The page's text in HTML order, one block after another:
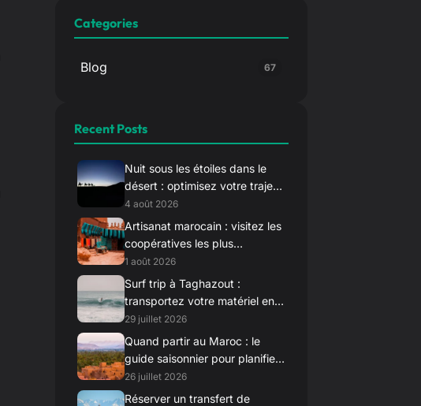
Categories
Blog 67
Recent Posts
Nuit sous les étoiles dans le
désert : optimisez votre trajet
vers Merzouga pour le
coucher du soleil
4 août 2026
Artisanat marocain : visitez les
coopératives les plus
authentiques loin des sentiers
battus
1 août 2026
Surf trip à Taghazout :
transportez votre matériel en
toute simplicité avec un
véhicule spacieux
29 juillet 2026
Quand partir au Maroc : le
guide saisonnier pour planifier
vos excursions en plein air
26 juillet 2026
Réserver un transfert de